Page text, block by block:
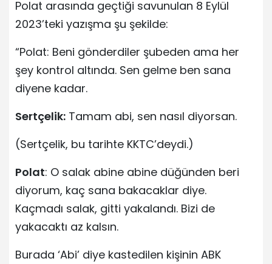
Polat arasında geçtiği savunulan 8 Eylül
2023’teki yazışma şu şekilde:
“Polat: Beni gönderdiler şubeden ama her
şey kontrol altında. Sen gelme ben sana
diyene kadar.
Sertçelik: Tamam abi, sen nasıl diyorsan.
(Sertçelik, bu tarihte KKTC’deydi.)
Polat: O salak abine abine düğünden beri
diyorum, kaç sana bakacaklar diye.
Kaçmadı salak, gitti yakalandı. Bizi de
yakacaktı az kalsın.
Burada ‘Abi’ diye kastedilen kişinin ABK